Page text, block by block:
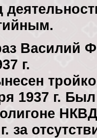
Василий
г.
1937 г.
за